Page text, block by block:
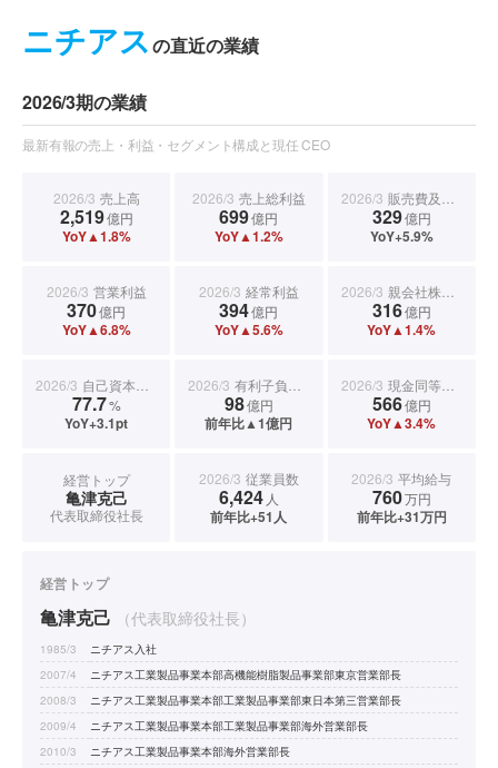
ニチアス の直近の業績
2026/3期の業績
最新有報の売上・利益・セグメント構成と現任 CEO
2026/3 売上高
2,519億円
YoY▲1.8%
2026/3 売上総利益
699億円
YoY▲1.2%
2026/3 販売費及び一般管理費
329億円
YoY+5.9%
2026/3 営業利益
370億円
YoY▲6.8%
2026/3 経常利益
394億円
YoY▲5.6%
2026/3 親会社株主に帰属する当期純利益
316億円
YoY▲1.4%
2026/3 自己資本比率
77.7%
YoY+3.1pt
2026/3 有利子負債合計
98億円
前年比▲1億円
2026/3 現金同等物期末残高
566億円
YoY▲3.4%
経営トップ
亀津克己
代表取締役社長
2026/3 従業員数
6,424 人
前年比+51人
2026/3 平均給与
760万円
前年比+31万円
経営トップ
亀津克己 （代表取締役社長）
1985/3
ニチアス入社
2007/4
ニチアス工業製品事業本部高機能樹脂製品事業部東京営業部長
2008/3
ニチアス工業製品事業本部工業製品事業部東日本第三営業部長
2009/4
ニチアス工業製品事業本部工業製品事業部海外営業部長
2010/3
ニチアス工業製品事業本部海外営業部長